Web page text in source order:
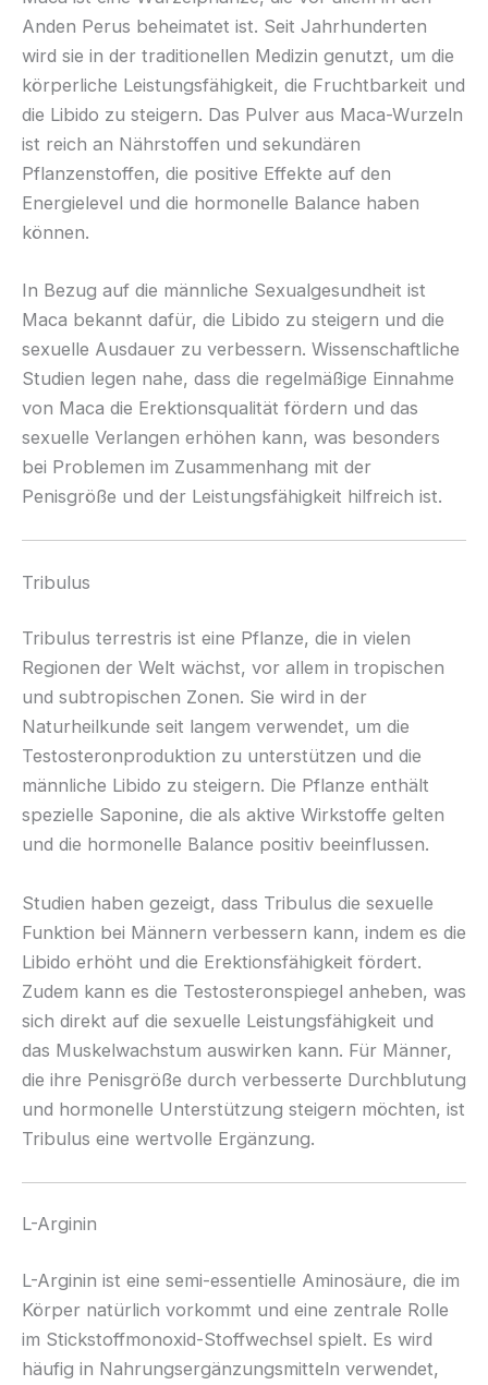
Anden Perus beheimatet ist. Seit Jahrhunderten
wird sie in der traditionellen Medizin genutzt, um die
körperliche Leistungsfähigkeit, die Fruchtbarkeit und
die Libido zu steigern. Das Pulver aus Maca-Wurzeln
ist reich an Nährstoffen und sekundären
Pflanzenstoffen, die positive Effekte auf den
Energielevel und die hormonelle Balance haben
können.
In Bezug auf die männliche Sexualgesundheit ist
Maca bekannt dafür, die Libido zu steigern und die
sexuelle Ausdauer zu verbessern. Wissenschaftliche
Studien legen nahe, dass die regelmäßige Einnahme
von Maca die Erektionsqualität fördern und das
sexuelle Verlangen erhöhen kann, was besonders
bei Problemen im Zusammenhang mit der
Penisgröße und der Leistungsfähigkeit hilfreich ist.
Tribulus
Tribulus terrestris ist eine Pflanze, die in vielen
Regionen der Welt wächst, vor allem in tropischen
und subtropischen Zonen. Sie wird in der
Naturheilkunde seit langem verwendet, um die
Testosteronproduktion zu unterstützen und die
männliche Libido zu steigern. Die Pflanze enthält
spezielle Saponine, die als aktive Wirkstoffe gelten
und die hormonelle Balance positiv beeinflussen.
Studien haben gezeigt, dass Tribulus die sexuelle
Funktion bei Männern verbessern kann, indem es die
Libido erhöht und die Erektionsfähigkeit fördert.
Zudem kann es die Testosteronspiegel anheben, was
sich direkt auf die sexuelle Leistungsfähigkeit und
das Muskelwachstum auswirken kann. Für Männer,
die ihre Penisgröße durch verbesserte Durchblutung
und hormonelle Unterstützung steigern möchten, ist
Tribulus eine wertvolle Ergänzung.
L-Arginin
L-Arginin ist eine semi-essentielle Aminosäure, die im
Körper natürlich vorkommt und eine zentrale Rolle
im Stickstoffmonoxid-Stoffwechsel spielt. Es wird
häufig in Nahrungsergänzungsmitteln verwendet,